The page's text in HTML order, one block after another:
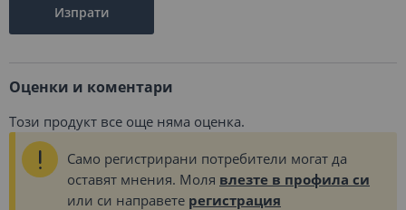
Изпрати
Оценки и коментари
Този продукт все още няма оценка.
Само регистрирани потребители могат да
оставят мнения. Моля влезте в профила си
или си направете регистрация